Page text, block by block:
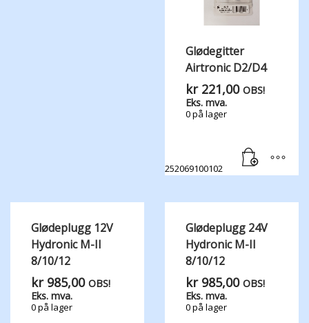
Glødegitter
Airtronic D2/D4
kr221,00 OBS!
Eks. mva.
0 på lager
252069100102
Glødeplugg 12V
Hydronic M-II
8/10/12
kr985,00 OBS!
Eks. mva.
0 på lager
Glødeplugg 24V
Hydronic M-II
8/10/12
kr985,00 OBS!
Eks. mva.
0 på lager